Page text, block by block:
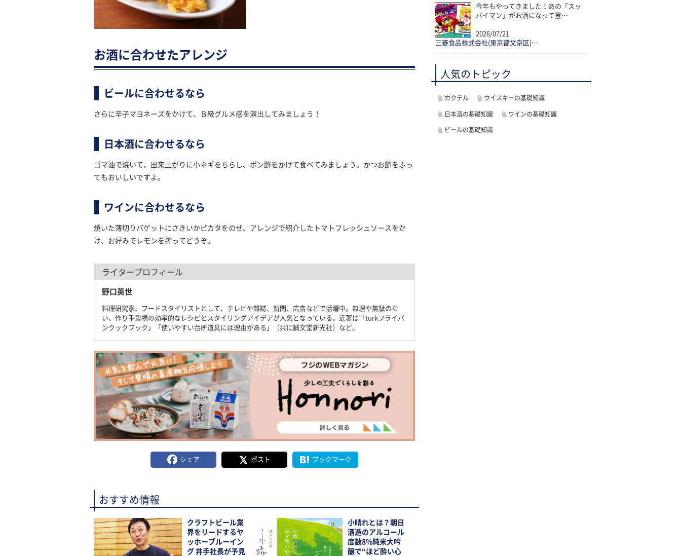
お酒に合わせたアレンジ
ビールに合わせるなら
さらに辛子マヨネーズをかけて、Ｂ級グルメ感を演出してみましょう！
日本酒に合わせるなら
ゴマ油で焼いて、出来上がりに小ネギをちらし、ポン酢をかけて食べてみましょう。かつお節をふっ
てもおいしいですよ。
ワインに合わせるなら
焼いた薄切りバゲットにさきいかピカタをのせ、アレンジで紹介したトマトフレッシュソースをか
け、お好みでレモンを搾ってどうぞ。
ライタープロフィール
野口英世
料理研究家、フードスタイリストとして、テレビや雑誌、新聞、広告などで活躍中。無理や無駄のな
い、作り手重視の効率的なレシピとスタイリングアイデアが人気となっている。近著は「turkフライパ
ンクックブック」「使いやすい台所道具には理由がある」（共に誠文堂新光社）など。
シェア ポスト ブックマーク
おすすめ情報
クラフトビール業
界をリードするヤ
ッホーブルーイン
グ 井手社長が予見
小晴れとは？朝日
酒造のアルコール
度数8%純米大吟
醸で“ほど酔い心
今年もやってきました！あの「スッ
パイマン」がお酒になって登…
2026/07/21
三菱食品株式会社(東京都文京区)…
人気のトピック
カクテル ウイスキーの基礎知識
日本酒の基礎知識 ワインの基礎知識
ビールの基礎知識